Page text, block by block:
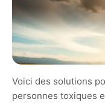
Voici des solutions
personnes toxiques